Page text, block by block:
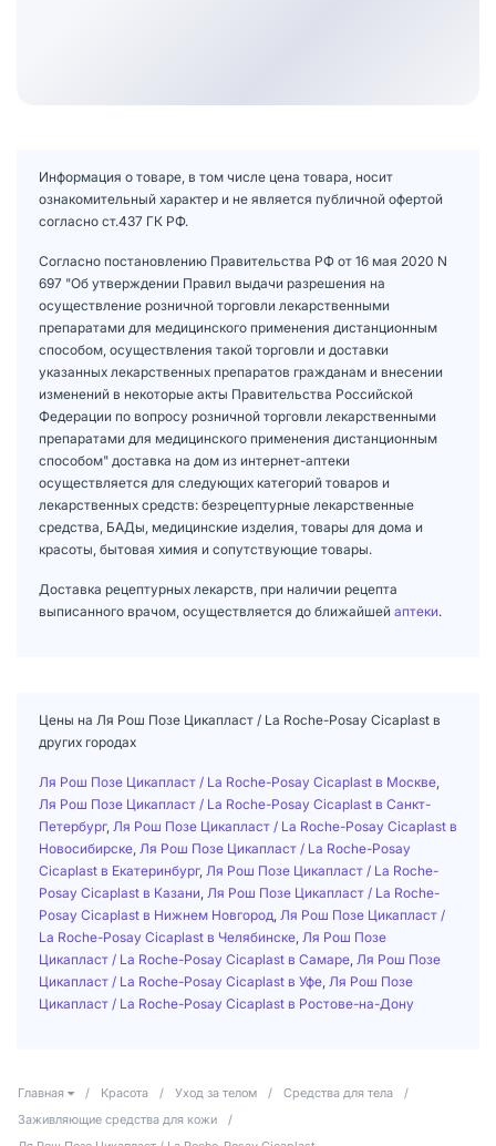
Информация о товаре, в том числе цена товара, носит
ознакомительный характер и не является публичной офертой
согласно ст.437 ГК РФ.
Согласно постановлению Правительства РФ от 16 мая 2020 N
697 "Об утверждении Правил выдачи разрешения на
осуществление розничной торговли лекарственными
препаратами для медицинского применения дистанционным
способом, осуществления такой торговли и доставки
указанных лекарственных препаратов гражданам и внесении
изменений в некоторые акты Правительства Российской
Федерации по вопросу розничной торговли лекарственными
препаратами для медицинского применения дистанционным
способом" доставка на дом из интернет-аптеки
осуществляется для следующих категорий товаров и
лекарственных средств: безрецептурные лекарственные
средства, БАДы, медицинские изделия, товары для дома и
красоты, бытовая химия и сопутствующие товары.
Доставка рецептурных лекарств, при наличии рецепта
выписанного врачом, осуществляется до ближайшей аптеки.
Цены на Ля Рош Позе Цикапласт / La Roche-Posay Cicaplast в
других городах
Ля Рош Позе Цикапласт / La Roche-Posay Cicaplast в Москве
Ля Рош Позе Цикапласт / La Roche-Posay Cicaplast в Санкт-
Петербург, Ля Рош Позе Цикапласт / La Roche-Posay Cicaplast в
Новосибирске Ля Рош Позе Цикапласт / La Roche-Posay
Cicaplast в Екатеринбург, Ля Рош Позе Цикапласт / La Roche-
Posay Cicaplast в Казани Ля Рош Позе Цикапласт / La Roche-
Posay Cicaplast в Нижнем Новгород Ля Рош Позе Цикапласт /
La Roche-Posay Cicaplast в Челябинске Ля Рош Позе
Цикапласт / La Roche-Posay Cicaplast в Самаре Ля Рош Позе
Цикапласт / La Roche-Posay Cicaplast в Уфе Ля Рош Позе
Цикапласт / La Roche-Posay Cicaplast в Ростове-на-Дону
Главная / Красота / Уход за телом / Средства для тела
/
Заживляющие средства для кожи
/